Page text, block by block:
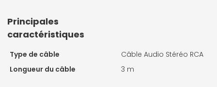
Principales
caractéristiques
Type de câble
Câble Audio Stéréo RCA
Longueur du câble
3 m